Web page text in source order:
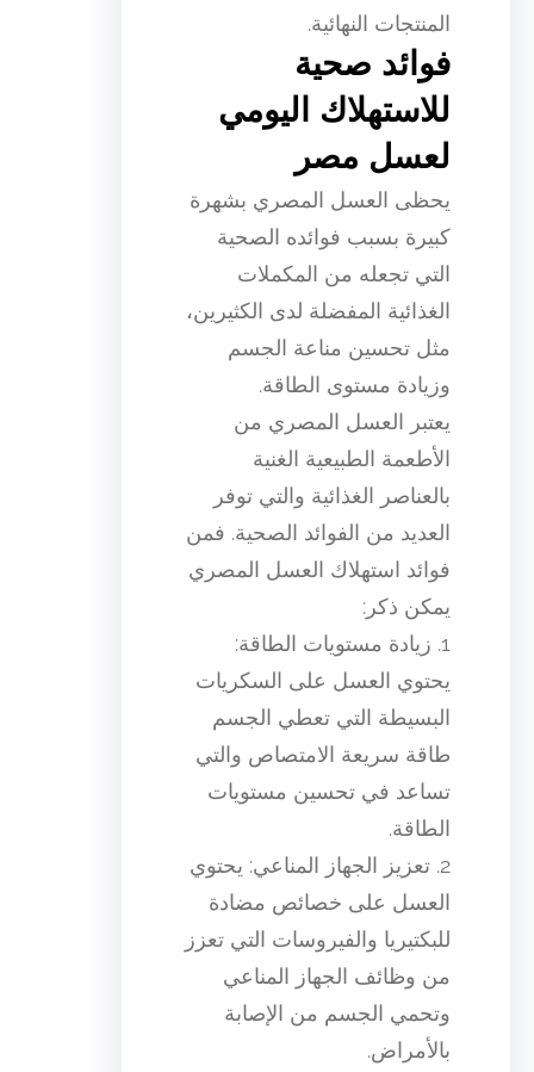
المنتجات النهائية.
فوائد صحية
للاستهلاك اليومي
لعسل مصر
يحظى العسل المصري بشهرة
كبيرة بسبب فوائده الصحية
التي تجعله من المكملات
الغذائية المفضلة لدى الكثيرين،
مثل تحسين مناعة الجسم
وزيادة مستوى الطاقة.
يعتبر العسل المصري من
الأطعمة الطبيعية الغنية
بالعناصر الغذائية والتي توفر
العديد من الفوائد الصحية. فمن
فوائد استهلاك العسل المصري
يمكن ذكر:
1. زيادة مستويات الطاقة:
يحتوي العسل على السكريات
البسيطة التي تعطي الجسم
طاقة سريعة الامتصاص والتي
تساعد في تحسين مستويات
الطاقة.
2. تعزيز الجهاز المناعي: يحتوي
العسل على خصائص مضادة
للبكتيريا والفيروسات التي تعزز
من وظائف الجهاز المناعي
وتحمي الجسم من الإصابة
بالأمراض.